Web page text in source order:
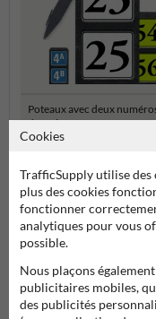
Poteaux avec deux
de maison
Numéros de
Cookies
TrafficSupply utilise des
plus des cookies
fonctionner
analytiques pour vous
possible.
Nous plaçons
publicitaires mobiles,
des publicités